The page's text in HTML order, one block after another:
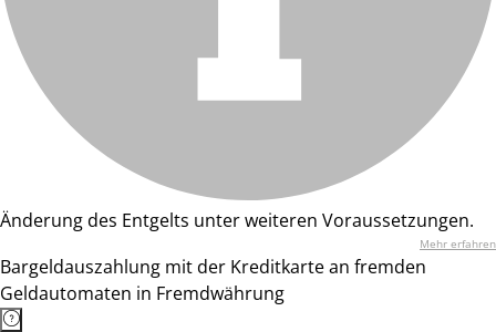
Änderung des Entgelts unter weiteren Voraussetzungen.
Mehr erfahren
Bargeldauszahlung mit der Kreditkarte an fremden
Geldautomaten in Fremdwährung